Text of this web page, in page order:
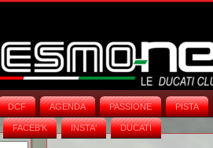
DCF AGENDA PASSIONE PISTA
FACEB'K INSTA‘ DUCATI